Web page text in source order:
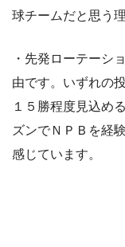
球チームだと思う
・先発ローテーシ
由です。いずれの
１５勝程度見込め
ズンでＮＰＢを経
感じています。